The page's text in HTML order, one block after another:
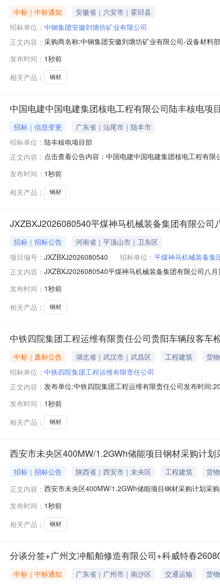
中标｜中标通知
安徽省｜六安市｜霍邱县
招标单位： 中钢集团安徽刘塘坊矿业有限公司
正文内容： 采购商名称:中钢集团安徽刘塘坊矿业有限公司-设备材料
发布时间： 1秒前
相关产品：
钢材
中国电建中国电建集团核电工程有限公司陆丰核电项
招标｜信息变更
广东省｜汕尾市｜陆丰市
招标单位： 陆丰核电项目部
正文内容： 点击查看公告内容：中国电建中国电建集团核电工程有
发布时间： 1秒前
相关产品：
钢材
JXZBXJ2026080540平煤神马机械装备集团有限公司
招标｜招标公告
河南省｜平顶山市｜卫东区
项目编号： JXZBXJ2026080540 招标单位： 平煤神马机械装备集
正文内容： JXZBXJ2026080540平煤神马机械装备集团有限公司八
容及要求1、项目名称：平煤神马机械装备集团有限公司
发布时间： 1秒前
相关产品：
钢材
中铁四院集团工程运维有限责任公司贵阳车辆段客
中标｜废标公告 湖北省｜武汉市｜武昌区 工程建筑
货物
招标单位： 中铁四院集团工程运维有限责任公司
正文内容： 发布单位:中铁四院集团工程运维有限责任公司发布时间
发布时间： 1秒前
相关产品：
钢材
西安市未央区400MW/1.2GWh储能项目钢材采购计划
招标｜招标公告 陕西省｜西安市｜未央区 工程建筑
货物
正文内容： 西安市未央区400MW/1.2GWh储能项目钢材采购计划采
发布时间： 1秒前
相关产品：
钢材
分谈分签+广州文冲船舶修造有限公司+科威特春
中标｜中标通知 广东省｜广州市｜南沙区 交通运输
货物